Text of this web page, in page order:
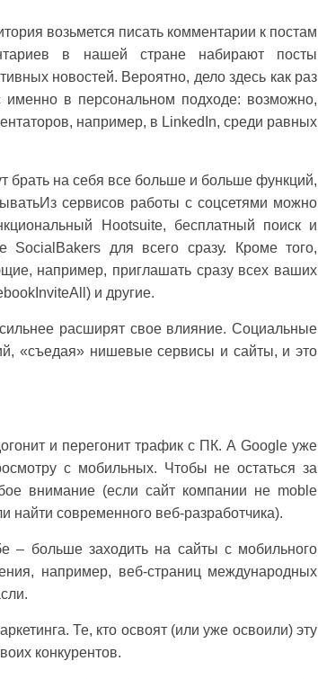
возьмется писать комментарии к постам
в нашей стране набирают посты
новостей. Вероятно, дело здесь как раз
в персональном подходе: возможно,
например, в LinkedIn, среди равных
брать на себя все больше и больше функций,
сервисов работы с соцсетями можно
Hootsuite, бесплатный поиск и
для всего сразу. Кроме того,
например, приглашать сразу всех ваших
и другие.
расширят свое влияние. Социальные
«съедая» нишевые сервисы и сайты, и это
и перегонит трафик с ПК. А Google уже
с мобильных. Чтобы не остаться за
внимание (если сайт компании не moble
найти современного веб-разработчика).
– больше заходить на сайты с мобильного
например, веб-страниц международных
Те, кто освоят (или уже освоили) эту
конкурентов.